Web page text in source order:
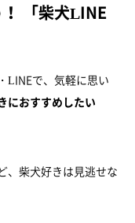
「柴犬LINE
LINEで、気軽に思い
におすすめしたい
、柴犬好きは見逃せな